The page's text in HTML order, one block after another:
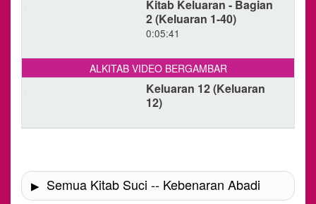
TUHAN akan melewatkan pintu itu dan tidak akan
mengizinkan si pembinasa masuk ke dalam
rumahmu untuk memukulmu.
12:24 Kamu harus memelihara hal ini sebagai
ketetapan bagimu dan anak-anakmu untuk
diberikan TUHAN kepadamu, seperti yang telah
dijanjikan-Nya, kamu harus tetap memelihara
Kitab Keluaran - Bagian
2 (Keluaran 1-40)
0:05:41
ALKITAB VIDEO BERGAMBAR
Keluaran 12 (Keluaran
12)
Semua Kitab Suci -- Kebenaran Abadi